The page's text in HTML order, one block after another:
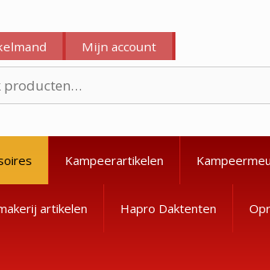
Mijn account
Kampeerartikelen
artikelen Hapro Daktenten